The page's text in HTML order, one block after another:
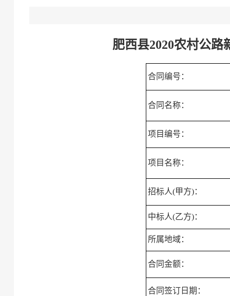
肥西县2020农村公
合同编号：
合同名称：
项目编号：
项目名称：
招标人(甲方)：
中标人(乙方)：
所属地域：
合同金额：
合同签订日期：